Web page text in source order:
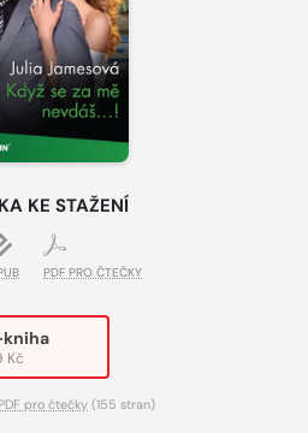
KE STAŽENÍ
PDF PRO ČTEČKY
kniha
Kč
PDF pro čtečky (155 stran)